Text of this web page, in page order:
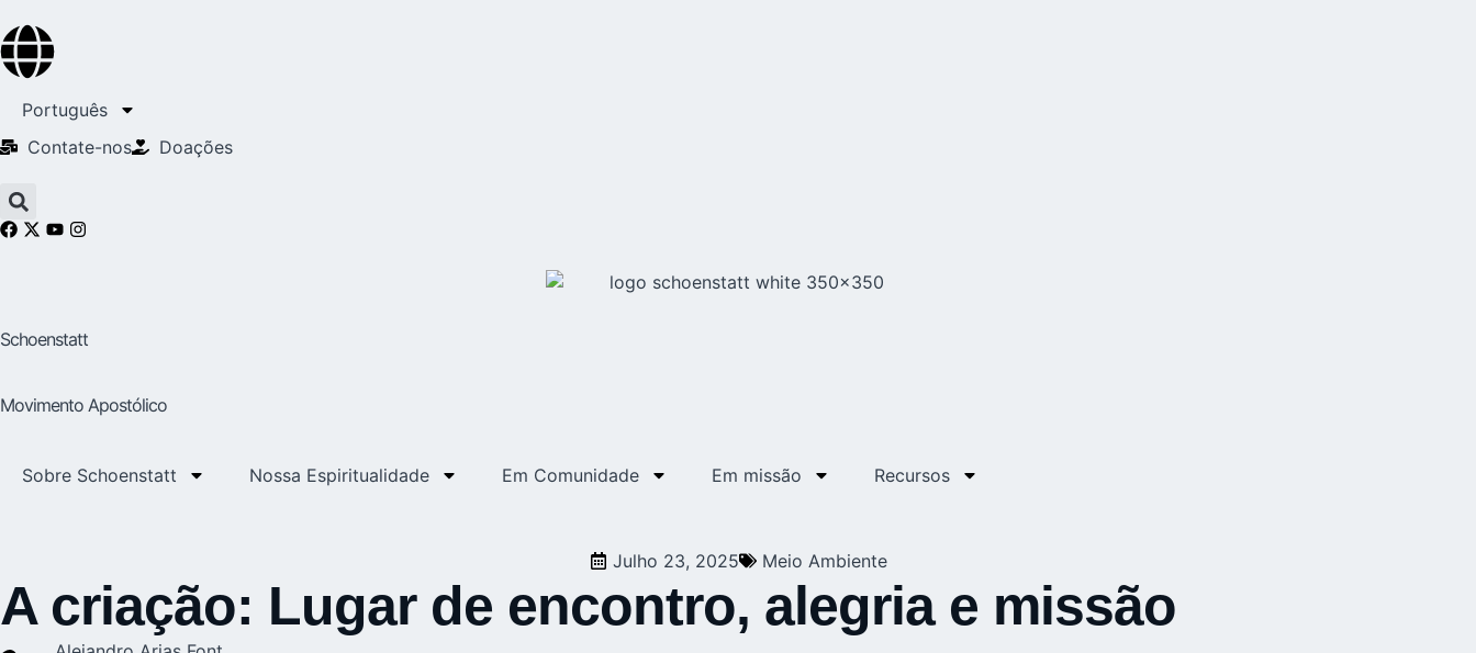
Português
Contate-nos
Doações
Schoenstatt
Movimento Apostólico
Sobre Schoenstatt Nossa Espiritualidade Em Comunidade Em missão Recursos
Julho 23, 2025 Meio Ambiente
A criação: Lugar de encontro, alegria e missão